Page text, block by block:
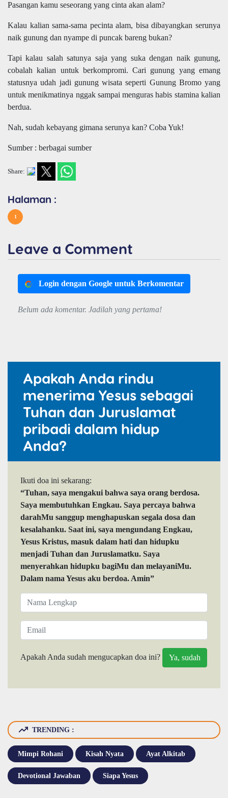
Pasangan kamu seseorang yang cinta akan alam?
Kalau kalian sama-sama pecinta alam, bisa dibayangkan serunya
naik gunung dan nyampe di puncak bareng bukan?
Tapi kalau salah satunya saja yang suka dengan naik gunung,
cobalah kalian untuk berkompromi. Cari gunung yang emang
statusnya udah jadi gunung wisata seperti Gunung Bromo yang
untuk menikmatinya nggak sampai menguras habis stamina kalian
berdua.
Nah, sudah kebayang gimana serunya kan? Coba Yuk!
Sumber : berbagai sumber
Share:
Halaman :
1
Leave a Comment
Login dengan Google untuk Berkomentar
Belum ada komentar. Jadilah yang pertama!
Apakah Anda rindu
menerima Yesus sebagai
Tuhan dan Juruslamat
pribadi dalam hidup
Anda?
Ikuti doa ini sekarang:
“Tuhan, saya mengakui bahwa saya orang berdosa.
Saya membutuhkan Engkau. Saya percaya bahwa
darahMu sanggup menghapuskan segala dosa dan
kesalahanku. Saat ini, saya mengundang Engkau,
Yesus Kristus, masuk dalam hati dan hidupku
menjadi Tuhan dan Juruslamatku. Saya
menyerahkan hidupku bagiMu dan melayaniMu.
Dalam nama Yesus aku berdoa. Amin”
Apakah Anda sudah mengucapkan doa ini?
TRENDING :
Mimpi Rohani Kisah Nyata Ayat Alkitab
Devotional Jawaban Siapa Yesus